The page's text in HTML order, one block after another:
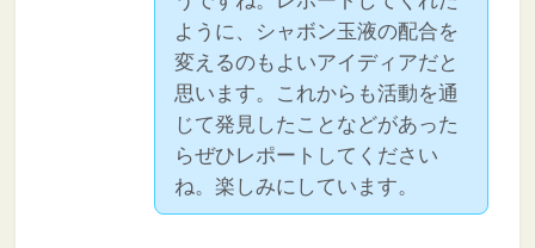
ように、シャボン玉液の配合を
変えるのもよいアイディアだと
思います。これからも活動を通
じて発見したことなどがあった
らぜひレポートしてください
ね。楽しみにしています。